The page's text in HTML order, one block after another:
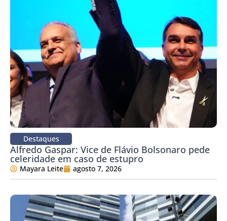
Destaques
Alfredo Gaspar: Vice de Flávio Bolsonaro pede
celeridade em caso de estupro
Mayara Leite agosto 7, 2026